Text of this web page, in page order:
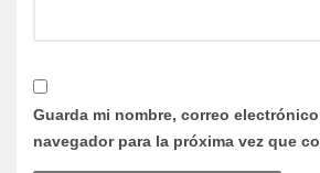
Guarda mi nombre, correo
navegador para la próxima vez que